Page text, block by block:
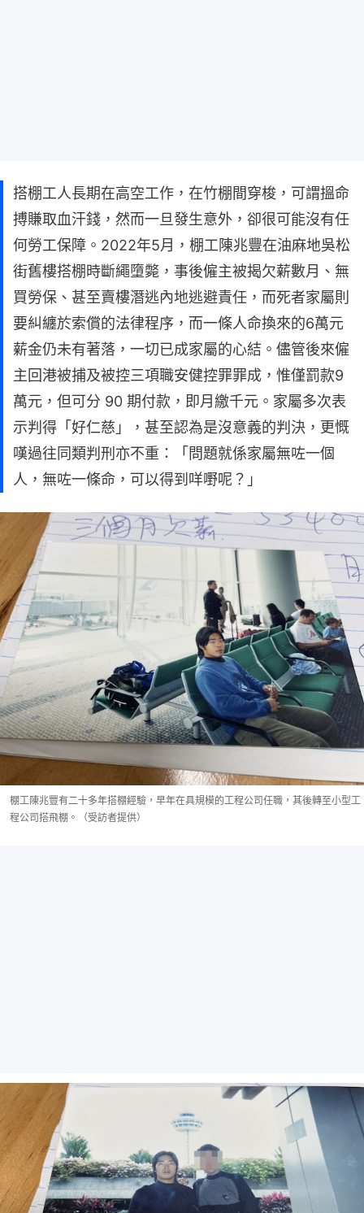
搭棚工人長期在高空工作，在竹棚間穿梭，可謂搵命
搏賺取血汗錢，然而一旦發生意外，卻很可能沒有任
何勞工保障。2022年5月，棚工陳兆豐在油麻地吳松
街舊樓搭棚時斷繩墮斃，事後僱主被揭欠薪數月、無
買勞保、甚至賣樓潛逃內地逃避責任，而死者家屬則
要糾纏於索償的法律程序，而一條人命換來的6萬元
薪金仍未有著落，一切已成家屬的心結。儘管後來僱
主回港被捕及被控三項職安健控罪罪成，惟僅罰款9
萬元，但可分 90 期付款，即月繳千元。家屬多次表
示判得「好仁慈」，甚至認為是沒意義的判決，更慨
嘆過往同類判刑亦不重：「問題就係家屬無咗一個
人，無咗一條命，可以得到咩嘢呢？」
棚工陳兆豐有二十多年搭棚經驗，早年在具規模的工程公司任職，其後轉至小型工
程公司搭飛棚。（受訪者提供）